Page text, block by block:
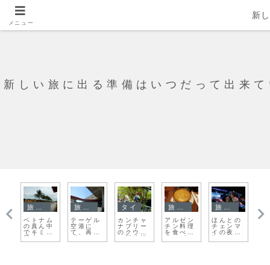
新しい旅に出る準備はいつだって出来
ベトナム
の真ん中
でキミと
再会
テーゲル
空港に
て、再び
ビミョ～
な気持ち
タイ
カンチャ
ナブリー
のクウェ
ー川鉄橋
は歩いて
アルゼン
チン料理
を食べ
て、ゴロ
ー丸勝手
ほんとの
チェンマ
イの夜を
知らなか
った
小
メニュー
新